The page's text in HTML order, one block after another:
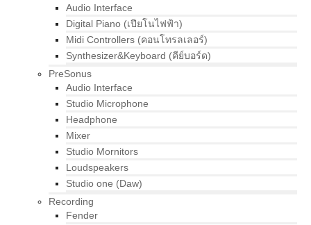
Audio Interface
Digital Piano (เปียโนไฟฟ้า)
Midi Controllers (คอนโทรลเลอร์)
Synthesizer&Keyboard (คีย์บอร์ด)
PreSonus
Audio Interface
Studio Microphone
Headphone
Mixer
Studio Mornitors
Loudspeakers
Studio one (Daw)
Recording
Fender